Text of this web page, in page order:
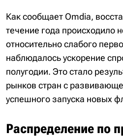
Как сообщает Omdia,
течение года происходило
относительно слабого
наблюдалось ускорение
полугодии. Это стало
рынков стран с
успешного запуска новых
Распределение по